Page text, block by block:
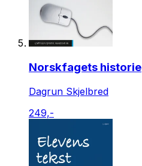
Norskfagets historie
Dagrun Skjelbred
249,-